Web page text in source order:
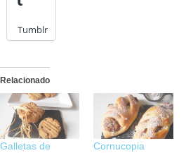
Tumblr
Relacionado
Galletas de
Cornucopia